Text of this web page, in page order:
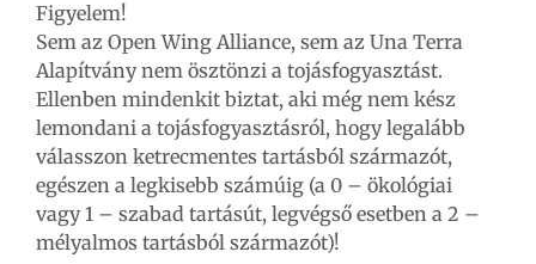
Figyelem!
Sem az Open Wing Alliance, sem az Una Terra
Alapítvány nem ösztönzi a tojásfogyasztást.
Ellenben mindenkit biztat, aki még nem kész
lemondani a tojásfogyasztásról, hogy legalább
válasszon ketrecmentes tartásból származót,
egészen a legkisebb számúig (a 0 – ökológiai
vagy 1 – szabad tartásút, legvégső esetben a 2 –
mélyalmos tartásból származót)!